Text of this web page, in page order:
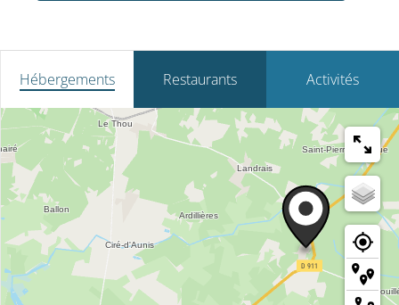
Hébergements Restaurants Activités